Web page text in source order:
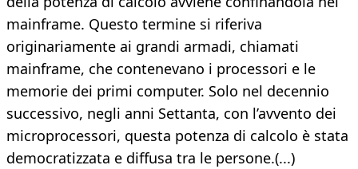
mainframe. Questo termine si riferiva
originariamente ai grandi armadi, chiamati
mainframe, che contenevano i processori e le
memorie dei primi computer. Solo nel decennio
successivo, negli anni Settanta, con l’avvento dei
microprocessori, questa potenza di calcolo è stata
democratizzata e diffusa tra le persone.(...)